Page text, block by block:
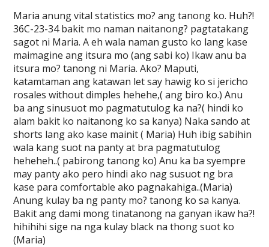
Maria anung vital statistics mo? ang tanong ko. Huh?!
36C-23-34 bakit mo naman naitanong? pagtatakang
sagot ni Maria. A eh wala naman gusto ko lang kase
maimagine ang itsura mo (ang sabi ko) Ikaw anu ba
itsura mo? tanong ni Maria. Ako? Maputi,
katamtaman ang katawan let say hawig ko si jericho
rosales without dimples hehehe,( ang biro ko.) Anu
ba ang sinusuot mo pagmatutulog ka na?( hindi ko
alam bakit ko naitanong ko sa kanya) Naka sando at
shorts lang ako kase mainit ( Maria) Huh ibig sabihin
wala kang suot na panty at bra pagmatutulog
heheheh..( pabirong tanong ko) Anu ka ba syempre
may panty ako pero hindi ako nag susuot ng bra
kase para comfortable ako pagnakahiga..(Maria)
Anung kulay ba ng panty mo? tanong ko sa kanya.
Bakit ang dami mong tinatanong na ganyan ikaw ha?!
hihihihi sige na nga kulay black na thong suot ko
(Maria)